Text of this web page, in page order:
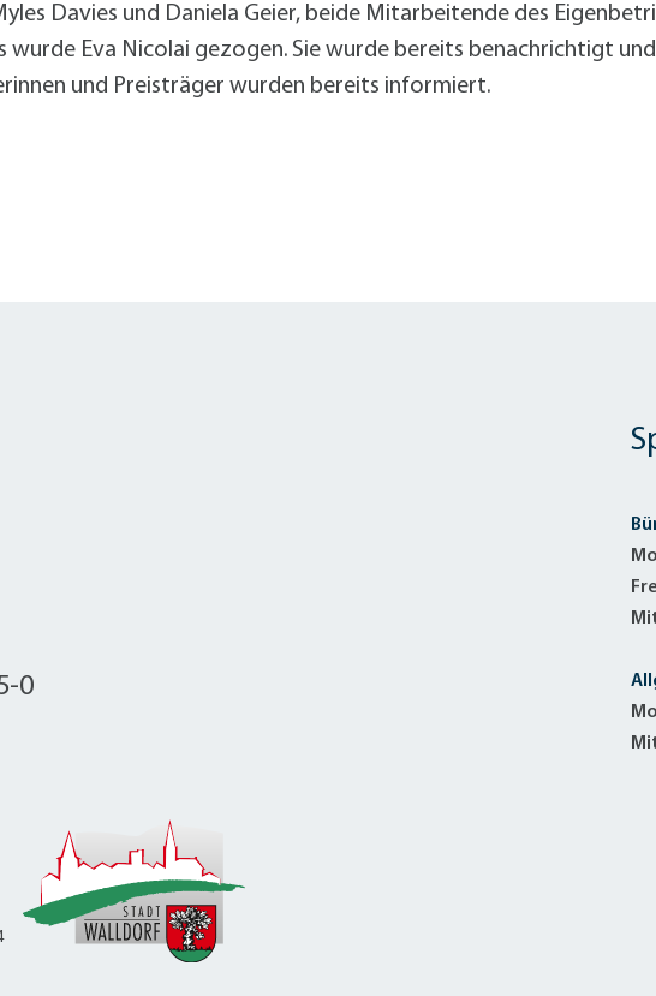
Davies und Daniela Geier, beide Mitarbeitende des
wurde Eva Nicolai gezogen. Sie wurde bereits benachrichtigt
und Preisträger wurden bereits informiert.
0